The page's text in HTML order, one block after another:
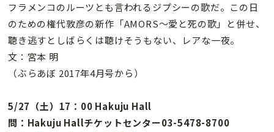
フラメンコのルーツとも言われるジプシーの歌だ。この日
のための権代敦彦の新作「AMORS〜愛と死の歌」と併せ、
聴き逃すとしばらくは聴けそうもない、レアな一夜。
文：宮本 明
（ぶらあぼ 2017年4月号から）
5/27（土）17：00 Hakuju Hall
問：Hakuju Hallチケットセンター03-5478-8700